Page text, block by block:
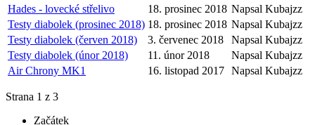
Hades - lovecké střelivo
18. prosinec 2018 Napsal Kubajzz
Testy diabolek (prosinec 2018) 18. prosinec 2018 Napsal Kubajzz
Testy diabolek (červen 2018)
3. červenec 2018
Napsal Kubajzz
Testy diabolek (únor 2018)
11. únor 2018
Napsal Kubajzz
Air Chrony MK1
16. listopad 2017 Napsal Kubajzz
Strana 1 z 3
Začátek